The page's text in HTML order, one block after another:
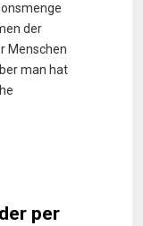
der
Menschen
man hat
per